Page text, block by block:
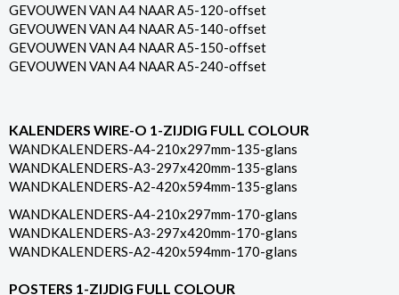
GEVOUWEN VAN A4 NAAR A5-120-offset
GEVOUWEN VAN A4 NAAR A5-140-offset
GEVOUWEN VAN A4 NAAR A5-150-offset
GEVOUWEN VAN A4 NAAR A5-240-offset
KALENDERS WIRE-O 1-ZIJDIG FULL COLOUR
WANDKALENDERS-A4-210x297mm-135-glans
WANDKALENDERS-A3-297x420mm-135-glans
WANDKALENDERS-A2-420x594mm-135-glans
WANDKALENDERS-A4-210x297mm-170-glans
WANDKALENDERS-A3-297x420mm-170-glans
WANDKALENDERS-A2-420x594mm-170-glans
POSTERS 1-ZIJDIG FULL COLOUR